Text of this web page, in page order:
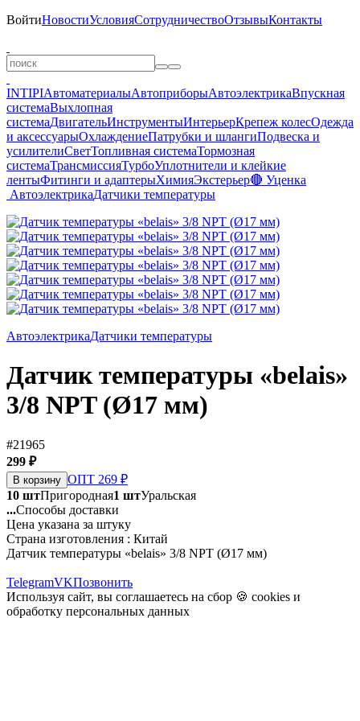
ВойтиНовостиУсловияСотрудничествоОтзывыКонтакты
INTIPIАвтоматериалыАвтоприборыАвтоэлектрикаВпускная
системаВыхлопная
системаДвигательИнструментыИнтерьерКрепеж колесОдежда
и аксессуарыОхлаждениеПатрубки и шлангиПодвеска и
усилителиСветТопливная системаТормозная
системаТрансмиссияТурбоУплотнители и клейкие
лентыФитинги и адаптерыХимияЭкстерьер🔴 Уценка
АвтоэлектрикаДатчики температуры
АвтоэлектрикаДатчики температуры
Датчик температуры «belais»
3/8 NPT (Ø17 мм)
#21965
299 ₽
В корзину ОПТ 269 ₽
10 штПригородная1 штУральская
...Способы доставки
Цена указана за штуку
Страна изготовления : Китай
Датчик температуры «belais» 3/8 NPT (Ø17 мм)
TelegramVKПозвонить
Используя сайт, вы соглашаетесь на сбор 🍪 cookies и
обработку персональных данных